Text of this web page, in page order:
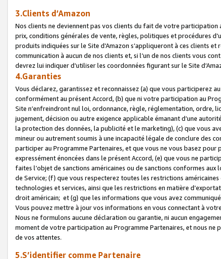
3.Clients d’Amazon
Nos clients ne deviennent pas vos clients du fait de votre
prix, conditions générales de vente, règles, politiques et procédures
produits indiquées sur le Site d’Amazon s’appliqueront à ces clients
communication à aucun de nos clients et, si l’un de nos clients vous
devrez lui indiquer d’utiliser les coordonnées figurant sur le Site
4.Garanties
Vous déclarez, garantissez et reconnaissez (a) que vous participerez
conformément au présent Accord, (b) que ni votre participation au
Site n’enfreindront nul loi, ordonnance, règle, réglementation, ordre,
jugement, décision ou autre exigence applicable émanant d’une
la protection des données, la publicité et le marketing), (c) que vous
mineur ou autrement soumis à une incapacité légale de conclure des
participer au Programme Partenaires, et que vous ne vous basez
expressément énoncées dans le présent Accord, (e) que vous ne
faites l’objet de sanctions américaines ou de sanctions conformes
de Service; (f) que vous respecterez toutes les restrictions
technologies et services, ainsi que les restrictions en matière
droit américain; et (g) que les informations que vous avez
Vous pouvez mettre à jour vos informations en vous connectant à
Nous ne formulons aucune déclaration ou garantie, ni aucun
moment de votre participation au Programme Partenaires, et nous
de vos attentes.
5.S’identifier comme Partenaire